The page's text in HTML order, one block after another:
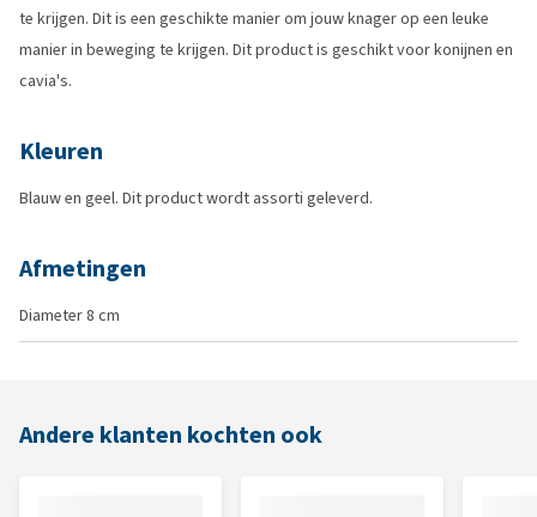
te krijgen. Dit is een geschikte manier om jouw knager op een leuke
manier in beweging te krijgen. Dit product is geschikt voor konijnen en
cavia's.
Kleuren
Blauw en geel. Dit product wordt assorti geleverd.
Afmetingen
Diameter 8 cm
Andere klanten kochten ook